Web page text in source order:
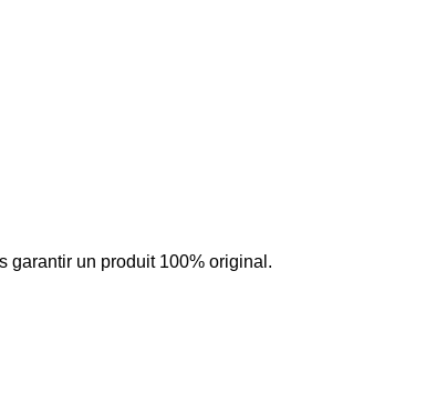
garantir un produit 100% original.